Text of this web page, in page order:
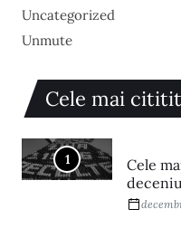
Uncategorized
Unmute
Cele mai
1
Cele